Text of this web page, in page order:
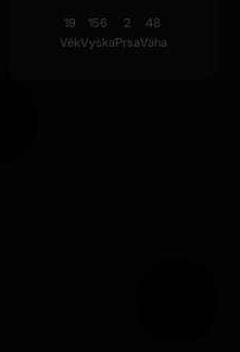
19
Věk
156
Vyska
2
Prsa
48
Váha